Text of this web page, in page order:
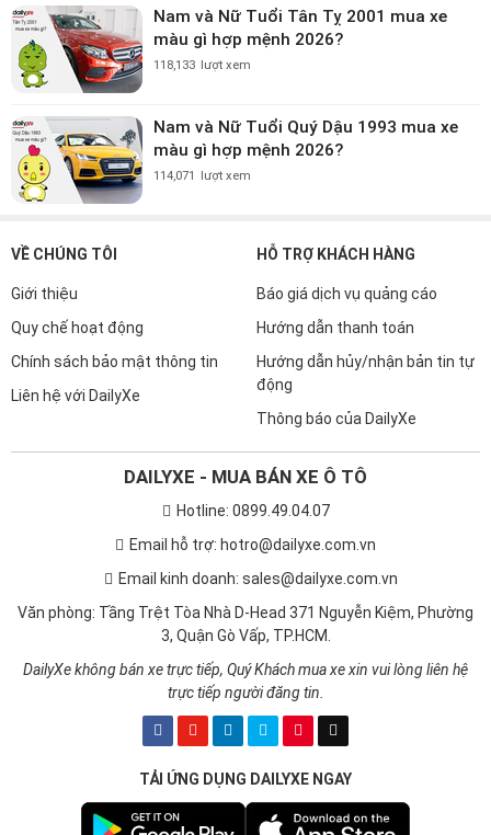
Nam và Nữ Tuổi Tân Tỵ 2001 mua xe
màu gì hợp mệnh 2026?
118,133 lượt xem
Nam và Nữ Tuổi Quý Dậu 1993 mua xe
màu gì hợp mệnh 2026?
114,071 lượt xem
VỀ CHÚNG TÔI
Giới thiệu
Quy chế hoạt động
Chính sách bảo mật thông tin
Liên hệ với DailyXe
HỖ TRỢ KHÁCH HÀNG
Báo giá dịch vụ quảng cáo
Hướng dẫn thanh toán
Hướng dẫn hủy/nhận bản tin tự
động
Thông báo của DailyXe
DAILYXE - MUA BÁN XE Ô TÔ
Hotline: 0899.49.04.07
Email hỗ trợ: hotro@dailyxe.com.vn
Email kinh doanh: sales@dailyxe.com.vn
Văn phòng: Tầng Trệt Tòa Nhà D-Head 371 Nguyễn Kiệm, Phường
3, Quận Gò Vấp, TP.HCM.
DailyXe không bán xe trực tiếp, Quý Khách mua xe xin vui lòng liên hệ
trực tiếp người đăng tin.
TẢI ỨNG DỤNG DAILYXE NGAY